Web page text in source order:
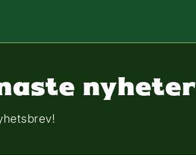
nyheter